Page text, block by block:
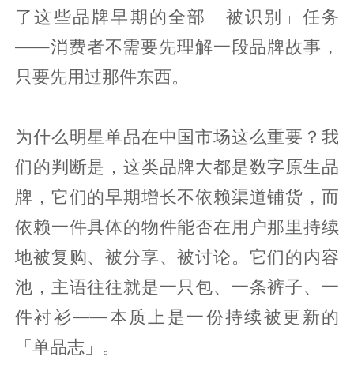
了这些品牌早期的全部「被识别」任务
——消费者不需要先理解一段品牌故事，
只要先用过那件东西。
为什么明星单品在中国市场这么重要？我
们的判断是，这类品牌大都是数字原生品
牌，它们的早期增长不依赖渠道铺货，而
依赖一件具体的物件能否在用户那里持续
地被复购、被分享、被讨论。它们的内容
池，主语往往就是一只包、一条裤子、一
件衬衫——本质上是一份持续被更新的
「单品志」。